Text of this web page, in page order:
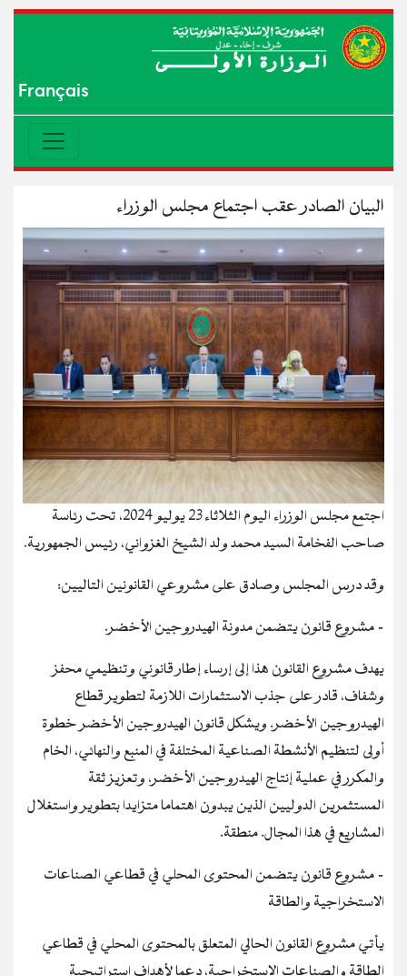
Français
البيان الصادر عقب اجتماع مجلس الوزراء
اجتمع مجلس الوزراء اليوم الثلاثاء 23 يوليو 2024، تحت رئاسة
صاحب الفخامة السيد محمد ولد الشيخ الغزواني، رئيس الجمهورية.
وقد درس المجلس وصادق على مشروعي القانونين التاليين:
- مشروع قانون يتضمن مدونة الهيدروجين الأخضر.
يهدف مشروع القانون هذا إلى إرساء إطار قانوني وتنظيمي محفز
وشفاف، قادر على جذب الاستثمارات اللازمة لتطوير قطاع
الهيدروجين الأخضر. ويشكل قانون الهيدروجين الأخضر خطوة
أولى لتنظيم الأنشطة الصناعية المختلفة في المنبع والنهائي، الخام
والمكرر في عملية إنتاج الهيدروجين الأخضر، وتعزيز ثقة
المستثمرين الدوليين الذين يبدون اهتماما متزايدا بتطوير واستغلال
المشاريع في هذا المجال. منطقة.
- مشروع قانون يتضمن المحتوى المحلي في قطاعي الصناعات
الاستخراجية والطاقة
يأتي مشروع القانون الحالي المتعلق بالمحتوى المحلي في قطاعي
الطاقة والصناعات الاستخراجية، دعما لأهداف استراتيجية